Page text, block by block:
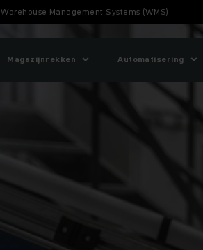
Warehouse Management Systems (WMS)
Magazijnrekken Automatisering